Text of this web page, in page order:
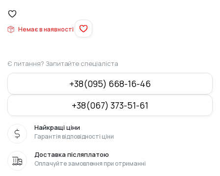
Немає в наявності
Є питання? Запитайте спеціаліста
+38(095) 668-16-46
+38(067) 373-51-61
Найкращі ціни
Гарантія відповідності ціни
Доставка післяплатою
Оплачуйте замовлення при отриманні